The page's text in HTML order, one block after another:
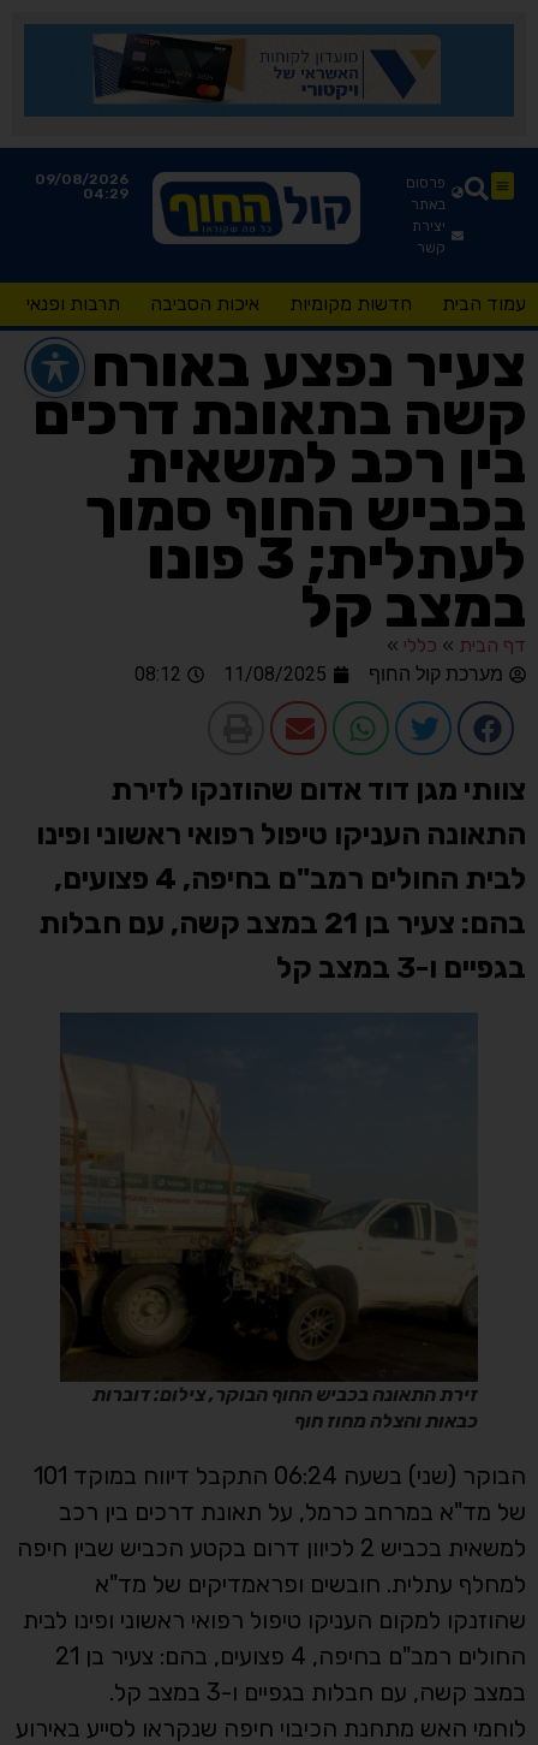
פרסום
באתר
יצירת
קשר
09/08/2026
04:29
עמוד הבית חדשות מקומיות איכות הסביבה תרבות ופנאי
צעיר נפצע באורח
קשה בתאונת דרכים
בין רכב למשאית
בכביש החוף סמוך
לעתלית; 3 פונו
במצב קל
דף הבית » כללי »
מערכת קול החוף
11/08/2025
08:12
צוותי מגן דוד אדום שהוזנקו לזירת
התאונה העניקו טיפול רפואי ראשוני ופינו
לבית החולים רמב"ם בחיפה, 4 פצועים,
בהם: צעיר בן 21 במצב קשה, עם חבלות
בגפיים ו-3 במצב קל
זירת התאונה בכביש החוף הבוקר, צילום: דוברות
כבאות והצלה מחוז חוף
הבוקר (שני) בשעה 06:24 התקבל דיווח במוקד 101
של מד"א במרחב כרמל, על תאונת דרכים בין רכב
למשאית בכביש 2 לכיוון דרום בקטע הכביש שבין חיפה
למחלף עתלית. חובשים ופראמדיקים של מד"א
שהוזנקו למקום העניקו טיפול רפואי ראשוני ופינו לבית
החולים רמב"ם בחיפה, 4 פצועים, בהם: צעיר בן 21
במצב קשה, עם חבלות בגפיים ו-3 במצב קל.
לוחמי האש מתחנת הכיבוי חיפה שנקראו לסייע באירוע